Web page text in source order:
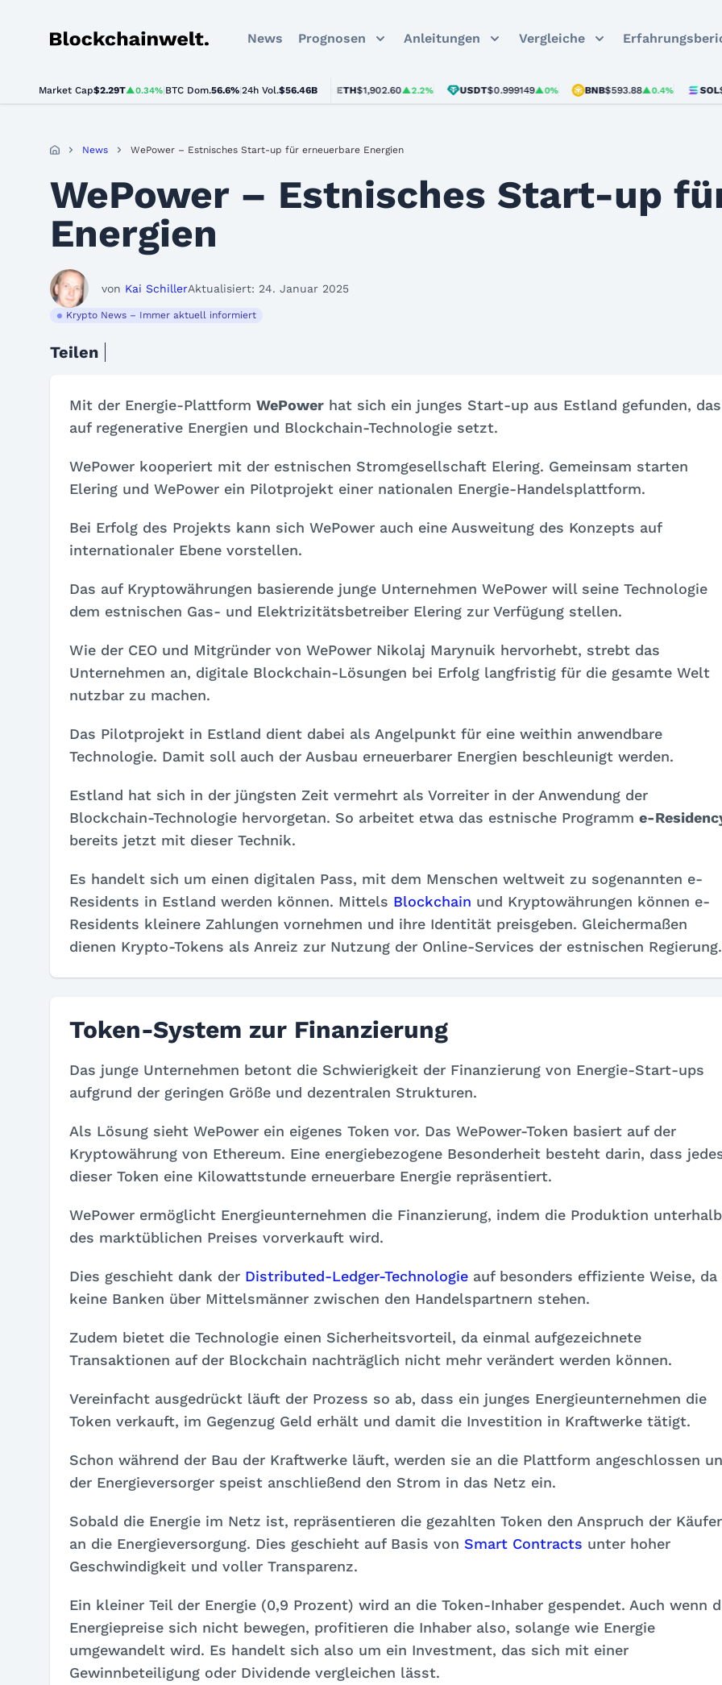
Blockchainwelt News Prognosen Anleitungen Vergleiche
Market Cap$2.29T▲0.34% BTC Dom.56.6% 24h Vol.$56.46B
BTC$64,459.00▲0.9% ETH $1,902.60▲2.2% USDT$0.999149▲0% BNB$593.88▲0.4% SOL$73.68
News WePower – Estnisches Start-up für erneuerbare Energien
WePower – Estnisches Start-up
Energien
von Kai SchillerAktualisiert: 24. Januar 2025
Krypto News – Immer aktuell informiert
Teilen
Mit der Energie-Plattform WePower hat sich ein junges Start-up aus Estland gefunden, das
auf regenerative Energien und Blockchain-Technologie setzt.
WePower kooperiert mit der estnischen Stromgesellschaft Elering. Gemeinsam starten
Elering und WePower ein Pilotprojekt einer nationalen Energie-Handelsplattform.
Bei Erfolg des Projekts kann sich WePower auch eine Ausweitung des Konzepts auf
internationaler Ebene vorstellen.
Das auf Kryptowährungen basierende junge Unternehmen WePower will seine Technologie
dem estnischen Gas- und Elektrizitätsbetreiber Elering zur Verfügung stellen.
Wie der CEO und Mitgründer von WePower Nikolaj Marynuik hervorhebt, strebt das
Unternehmen an, digitale Blockchain-Lösungen bei Erfolg langfristig für die gesamte Welt
nutzbar zu machen.
Das Pilotprojekt in Estland dient dabei als Angelpunkt für eine weithin anwendbare
Technologie. Damit soll auch der Ausbau erneuerbarer Energien beschleunigt werden.
Estland hat sich in der jüngsten Zeit vermehrt als Vorreiter in der Anwendung der
Blockchain-Technologie hervorgetan. So arbeitet etwa das estnische Programm e-
bereits jetzt mit dieser Technik.
Es handelt sich um einen digitalen Pass, mit dem Menschen weltweit zu sogenannten e-
Residents in Estland werden können. Mittels Blockchain und Kryptowährungen können e-
Residents kleinere Zahlungen vornehmen und ihre Identität preisgeben. Gleichermaßen
dienen Krypto-Tokens als Anreiz zur Nutzung der Online-Services der estnischen Regierung.
Token-System zur Finanzierung
Das junge Unternehmen betont die Schwierigkeit der Finanzierung von Energie-Start-ups
aufgrund der geringen Größe und dezentralen Strukturen.
Als Lösung sieht WePower ein eigenes Token vor. Das WePower-Token basiert auf der
Kryptowährung von Ethereum. Eine energiebezogene Besonderheit besteht darin, dass
dieser Token eine Kilowattstunde erneuerbare Energie repräsentiert.
WePower ermöglicht Energieunternehmen die Finanzierung, indem die Produktion unterhalb
des marktüblichen Preises vorverkauft wird.
Dies geschieht dank der Distributed-Ledger-Technologie auf besonders effiziente Weise, da
keine Banken über Mittelsmänner zwischen den Handelspartnern stehen.
Zudem bietet die Technologie einen Sicherheitsvorteil, da einmal aufgezeichnete
Transaktionen auf der Blockchain nachträglich nicht mehr verändert werden können.
Vereinfacht ausgedrückt läuft der Prozess so ab, dass ein junges Energieunternehmen die
Token verkauft, im Gegenzug Geld erhält und damit die Investition in Kraftwerke tätigt.
Schon während der Bau der Kraftwerke läuft, werden sie an die Plattform angeschlossen
der Energieversorger speist anschließend den Strom in das Netz ein.
Sobald die Energie im Netz ist, repräsentieren die gezahlten Token den Anspruch der Käufer
an die Energieversorgung. Dies geschieht auf Basis von Smart Contracts unter hoher
Geschwindigkeit und voller Transparenz.
Ein kleiner Teil der Energie (0,9 Prozent) wird an die Token-Inhaber gespendet. Auch wenn
Energiepreise sich nicht bewegen, profitieren die Inhaber also, solange wie Energie
umgewandelt wird. Es handelt sich also um ein Investment, das sich mit einer
Gewinnbeteiligung oder Dividende vergleichen lässt.